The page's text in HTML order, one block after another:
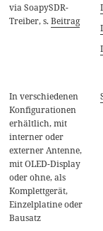
via SoapySDR-
Treiber, s.Beitrag
In verschiedenen
Konfigurationen
erhältlich, mit
interner oder
externer Antenne,
mit OLED-Display
oder ohne, als
Komplettgerät,
Einzelplatine oder
Bausatz